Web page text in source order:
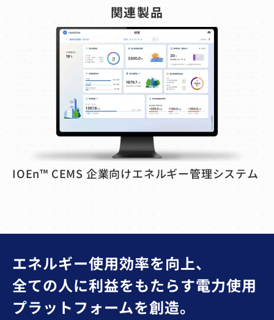
関連製品
IOEn™ CEMS 企業向けエネルギー管理システム
エネルギー使用効率を向上、
全ての人に利益をもたらす電力使用
プラットフォームを創造。